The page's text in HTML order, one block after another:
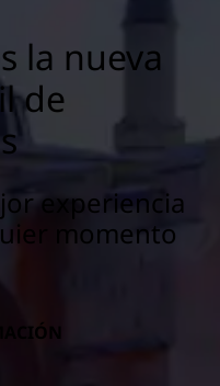
la nueva
de
experiencia
momento